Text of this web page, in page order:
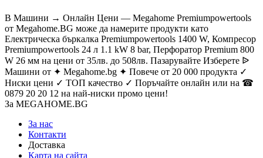
В Машини → Онлайн Цени — Megahome Premiumpowertools
от Megahome.BG може да намерите продукти като
Електрическа бъркалка Premiumpowertools 1400 W, Компресор
Premiumpowertools 24 л 1.1 kW 8 bar, Перфоратор Premium 800
W 26 мм на цени от 35лв. до 508лв. Пазарувайте Изберете ᐉ
Машини от ✦ Megahome.bg ✦ Повече от 20 000 продукта ✓
Ниски цени ✓ ТОП качество ✓ Поръчайте онлайн или на ☎
0879 20 20 12 на най-ниски промо цени!
За MEGAHOME.BG
За нас
Контакти
Доставка
Карта на сайта